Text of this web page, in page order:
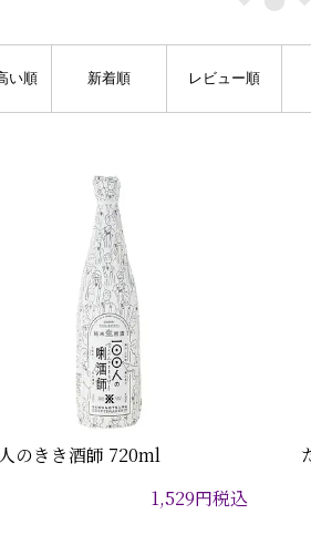
い順 新着順 レビュー順
のきき酒師 720ml
1,529円税込